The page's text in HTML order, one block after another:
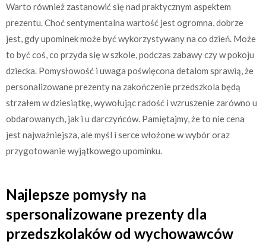
Warto również zastanowić się nad praktycznym aspektem
prezentu. Choć sentymentalna wartość jest ogromna, dobrze
jest, gdy upominek może być wykorzystywany na co dzień. Może
to być coś, co przyda się w szkole, podczas zabawy czy w pokoju
dziecka. Pomysłowość i uwaga poświęcona detalom sprawią, że
personalizowane prezenty na zakończenie przedszkola będą
strzałem w dziesiątkę, wywołując radość i wzruszenie zarówno u
obdarowanych, jak i u darczyńców. Pamiętajmy, że to nie cena
jest najważniejsza, ale myśl i serce włożone w wybór oraz
przygotowanie wyjątkowego upominku.
Najlepsze pomysły na
spersonalizowane prezenty dla
przedszkolaków od wychowawców